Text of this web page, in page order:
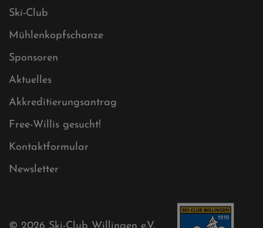
Sitemap XML
Cookies
Mühlenkopfschanze
Kontaktformular